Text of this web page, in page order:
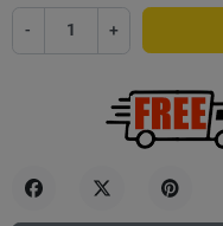
- +